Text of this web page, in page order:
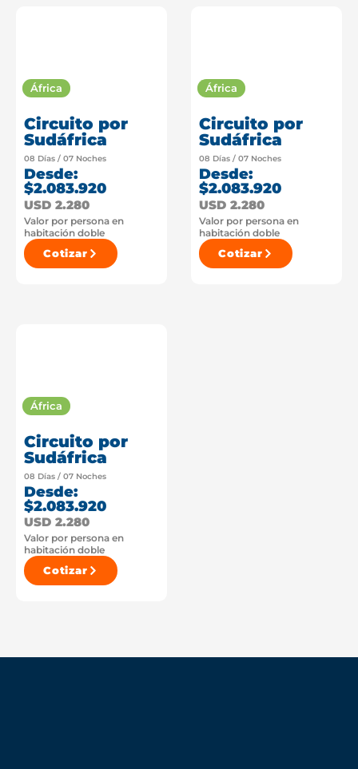
África
Circuito por
Sudáfrica
08 Días / 07 Noches
Desde:
$2.083.920
USD 2.280
Valor por persona en
habitación doble
Cotizar
África
Circuito por
Sudáfrica
08 Días / 07 Noches
Desde:
$2.083.920
USD 2.280
Valor por persona en
habitación doble
Cotizar
África
Circuito por
Sudáfrica
08 Días / 07 Noches
Desde:
$2.083.920
USD 2.280
Valor por persona en
habitación doble
Cotizar